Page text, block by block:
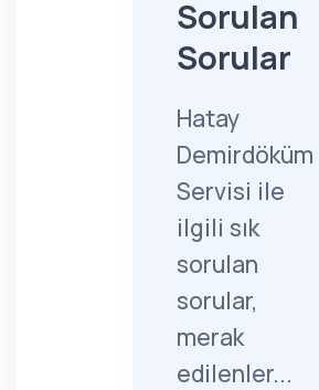
Sorulan
Sorular
Hatay
Demirdöküm
Servisi ile
ilgili sık
sorulan
sorular,
merak
edilenler...